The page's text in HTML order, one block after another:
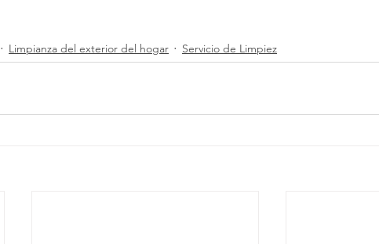
Limpianza del exterior del hogar Servicio de Limpiez